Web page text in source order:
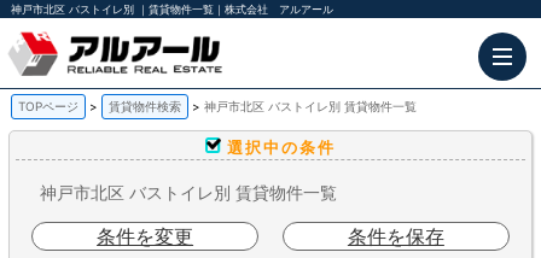
神戸市北区 バストイレ別 ｜賃貸物件一覧｜株式会社 アルアール
TOPページ 賃貸物件検索 神戸市北区 バストイレ別 賃貸物件一覧
選択中の条件
神戸市北区 バストイレ別 賃貸物件一覧
条件を変更
条件を保存